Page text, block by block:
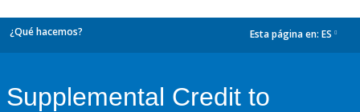
¿Qué hacemos? Esta página en: ES
Supplemental Credit to